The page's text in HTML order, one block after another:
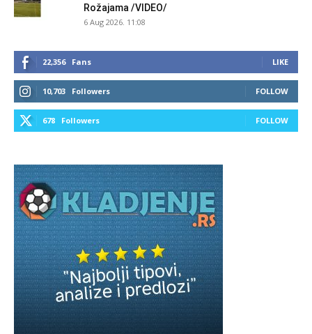
Rožajama /VIDEO/
6 Aug 2026. 11:08
22,356 Fans LIKE
10,703 Followers FOLLOW
678 Followers FOLLOW